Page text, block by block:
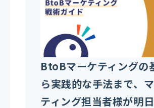
BtoBマーケティングの
ら実践的な手法まで、
ティング担当者様が明